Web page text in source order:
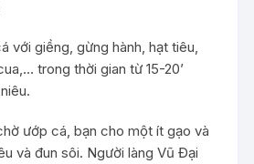
với giềng, gừng hành, hạt tiêu,
trong thời gian từ 15-20’
ướp cá, bạn cho một ít gạo và
và đun sôi. Người làng Vũ Đại